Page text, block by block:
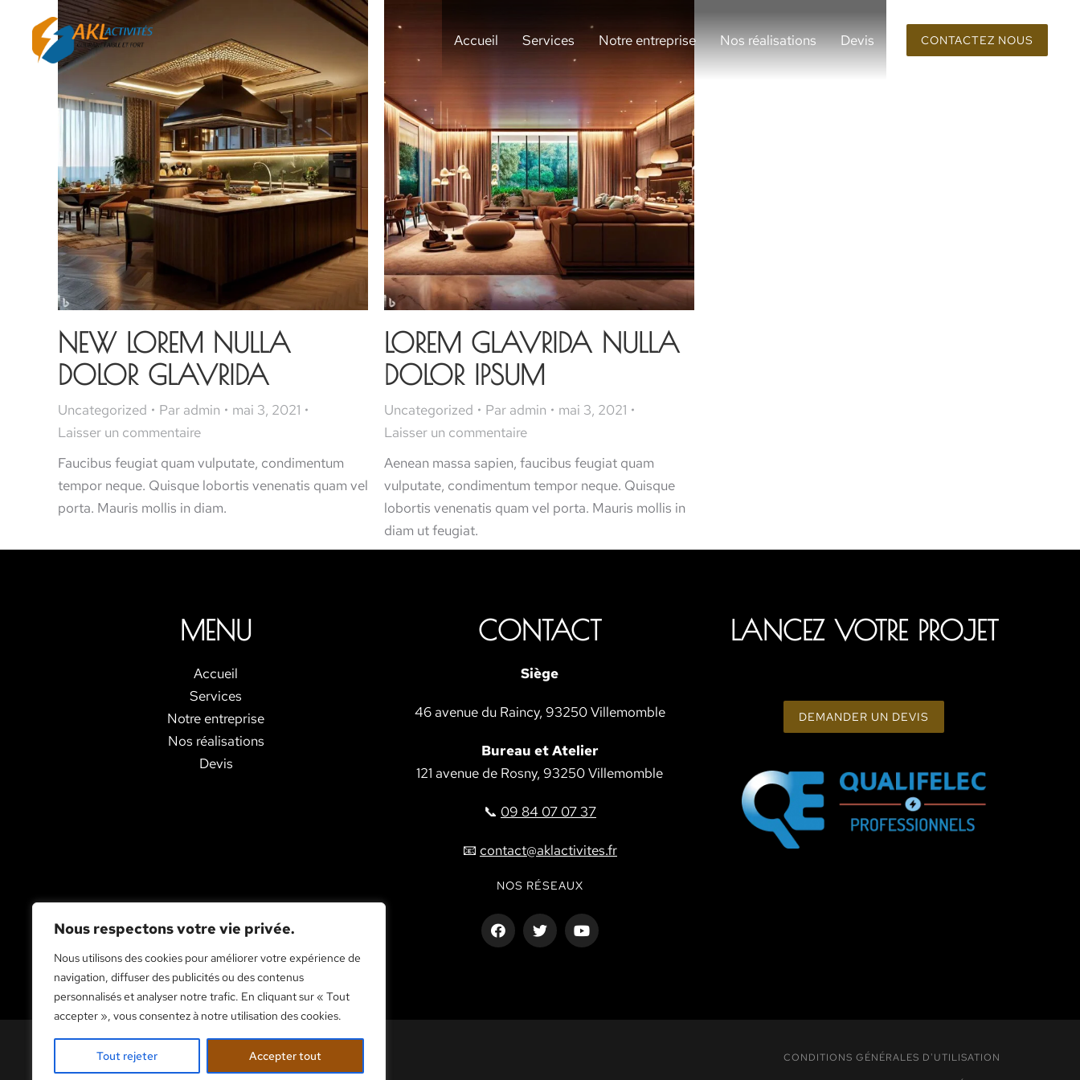
Nous respectons votre vie privée.
Nous utilisons des cookies pour améliorer votre expérience de
navigation, diffuser des publicités ou des contenus
personnalisés et analyser notre trafic. En cliquant sur « Tout
accepter », vous consentez à notre utilisation des cookies.
Tout rejeter Accepter tout
Accueil Services Notre entreprise Nos réalisations Devis CONTACTEZ NOUS
NEW LOREM NULLA
DOLOR GLAVRIDA
Uncategorized Par admin
mai 3, 2021
Laisser un commentaire
Faucibus feugiat quam vulputate, condimentum
tempor neque. Quisque lobortis venenatis quam vel
porta. Mauris mollis in diam.
LOREM GLAVRIDA NULLA
DOLOR IPSUM
Uncategorized Par admin
mai 3, 2021
Laisser un commentaire
Aenean massa sapien, faucibus feugiat quam
vulputate, condimentum tempor neque. Quisque
lobortis venenatis quam vel porta. Mauris mollis in
diam ut feugiat.
MENU
Accueil
Services
Notre entreprise
Nos réalisations
Devis
CONTACT
Siège
46 avenue du Raincy, 93250 Villemomble
Bureau et Atelier
121 avenue de Rosny, 93250 Villemomble
📞 09 84 07 07 37
📧 contact@aklactivites.fr
NOS RÉSEAUX
LANCEZ VOTRE PROJET
DEMANDER UN DEVIS
AKL ACTIVITÉS COPYRIGHT.
CONDITIONS GÉNÉRALES D'UTILISATION